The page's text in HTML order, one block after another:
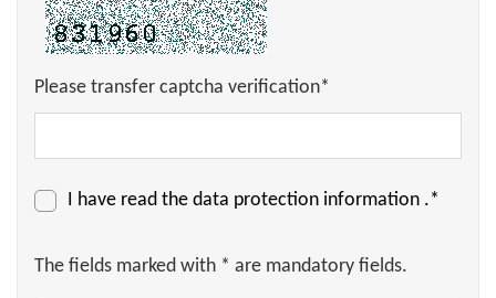
Please transfer captcha verification*
I have read the data protection information .*
The fields marked with * are mandatory fields.